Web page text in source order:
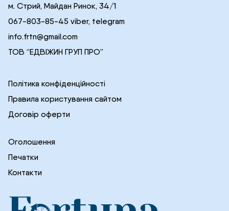
м. Стрий, Майдан Ринок, 34/1
067-803-85-45 viber, telegram
info.frtn@gmail.com
ТОВ “ЕДВІЖИН ГРУП ПРО”
Політика конфіденційності
Правила користування сайтом
Договір оферти
Оголошення
Печатки
Контакти